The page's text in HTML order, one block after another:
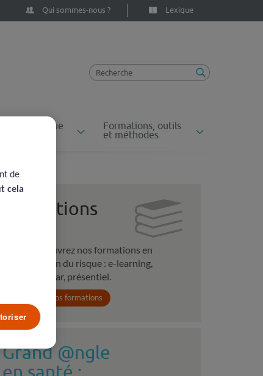
Lexique
Qui sommes-nous ?
du risque Formations, outils
et méthodes
Formations
Découvrez nos formations en
gestion du risque : e-learning,
webinar, présentiel.
Voir toutes nos formations
Grand @ngle
de
cela